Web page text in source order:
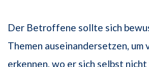
Der Betroffene sollte sich
Themen auseinandersetzen, um
erkennen, wo er sich selbst